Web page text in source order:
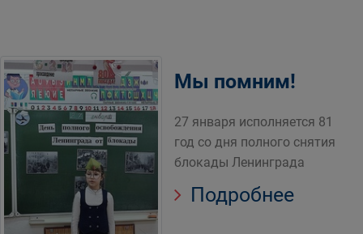
Мы помним!
27 января исполняется 81
год со дня полного снятия
блокады Ленинграда
Подробнее